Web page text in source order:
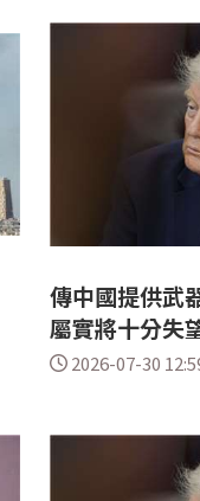
傳中國提供武
屬實將十分失
2026-07-30